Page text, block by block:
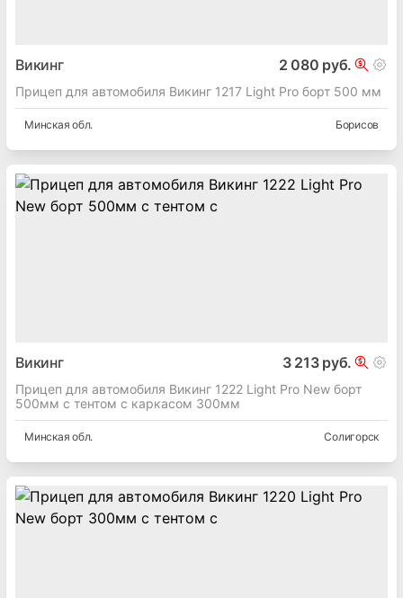
Викинг 2 080 руб.
Прицеп для автомобиля Викинг 1217 Light Pro борт 500 мм
Минская обл. Борисов
Викинг 3 213 руб.
Прицеп для автомобиля Викинг 1222 Light Pro New борт
500мм с тентом с каркасом 300мм
Минская обл. Солигорск